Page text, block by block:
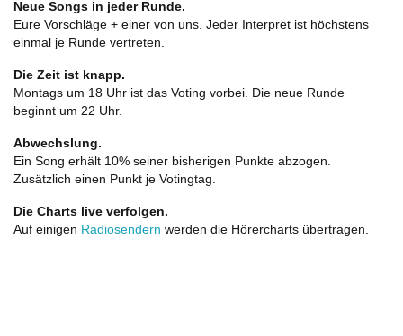
Neue Songs in jeder Runde.
Eure Vorschläge + einer von uns. Jeder Interpret ist höchstens
einmal je Runde vertreten.
Die Zeit ist knapp.
Montags um 18 Uhr ist das Voting vorbei. Die neue Runde
beginnt um 22 Uhr.
Abwechslung.
Ein Song erhält 10% seiner bisherigen Punkte abzogen.
Zusätzlich einen Punkt je Votingtag.
Die Charts live verfolgen.
Auf einigen Radiosendern werden die Hörercharts übertragen.